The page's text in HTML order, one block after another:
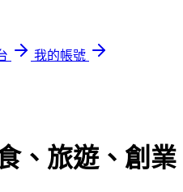
我的帳號
、旅遊、創業